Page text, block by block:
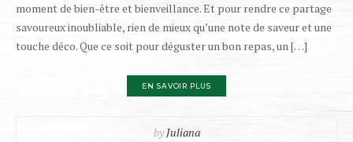
moment de bien-être et bienveillance. Et pour rendre ce partage
savoureux inoubliable, rien de mieux qu’une note de saveur et une
touche déco. Que ce soit pour déguster un bon repas, un […]
EN SAVOIR PLUS
byJuliana